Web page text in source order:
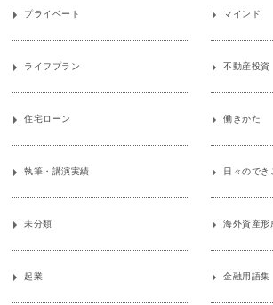
プライベート マインド
ライフプラン 不動産投資
住宅ローン 働きかた
執筆・講演実績 日々のでき
未分類 海外資産形
起業 金融用語集